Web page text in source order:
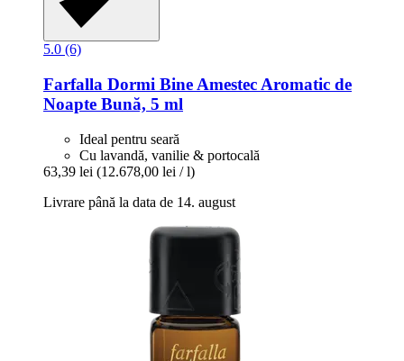
5.0 (6)
Farfalla Dormi Bine Amestec Aromatic de
Noapte Bună, 5 ml
Ideal pentru seară
Cu lavandă, vanilie & portocală
63,39 lei (12.678,00 lei / l)
Livrare până la data de 14. august